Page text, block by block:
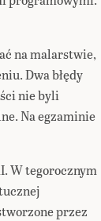
na malarstwie,
Dwa błędy
nie byli
Na egzaminie
W tegorocznym
przez